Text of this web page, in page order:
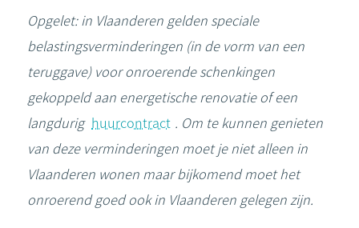
Opgelet: in Vlaanderen gelden speciale
belastingsverminderingen (in de vorm van een
teruggave) voor onroerende schenkingen
gekoppeld aan energetische renovatie of een
langdurig huurcontract . Om te kunnen genieten
van deze verminderingen moet je niet alleen in
Vlaanderen wonen maar bijkomend moet het
onroerend goed ook in Vlaanderen gelegen zijn.